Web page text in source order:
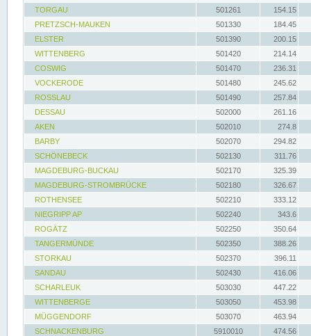
TORGAU
501261
154.15
PRETZSCH-MAUKEN
501330
184.45
ELSTER
501390
200.15
WITTENBERG
501420
214.14
COSWIG
501470
236.31
VOCKERODE
501480
245.62
ROSSLAU
501490
257.84
DESSAU
502000
261.16
AKEN
502010
274.8
BARBY
502070
294.82
SCHÖNEBECK
502130
311.76
MAGDEBURG-BUCKAU
502170
325.39
MAGDEBURG-STROMBRÜCKE
502180
326.67
ROTHENSEE
502210
333.12
NIEGRIPP AP
502240
343.6
ROGÄTZ
502250
350.64
TANGERMÜNDE
502350
388.26
STORKAU
502370
396.11
SANDAU
502430
416.06
SCHARLEUK
503030
447.22
WITTENBERGE
503050
453.98
MÜGGENDORF
503070
463.94
SCHNACKENBURG
5910010
474.56